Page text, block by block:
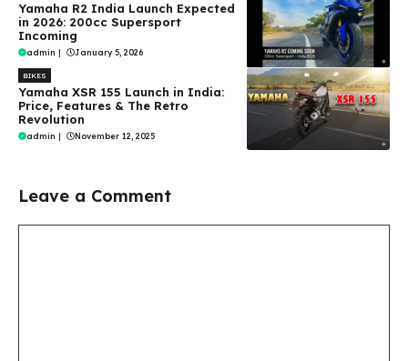
Yamaha R2 India Launch Expected
in 2026: 200cc Supersport
Incoming
admin | January 5, 2026
BIKES
Yamaha XSR 155 Launch in India:
Price, Features & The Retro
Revolution
admin | November 12, 2025
Leave a Comment